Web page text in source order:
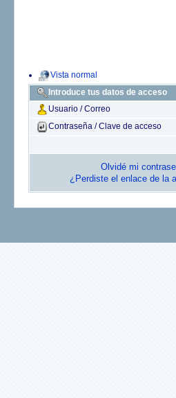
Vista normal
Introduce tus datos de acceso
Usuario / Correo
Contraseña / Clave de acceso
Olvidé mi
¿Perdiste el enlace de la